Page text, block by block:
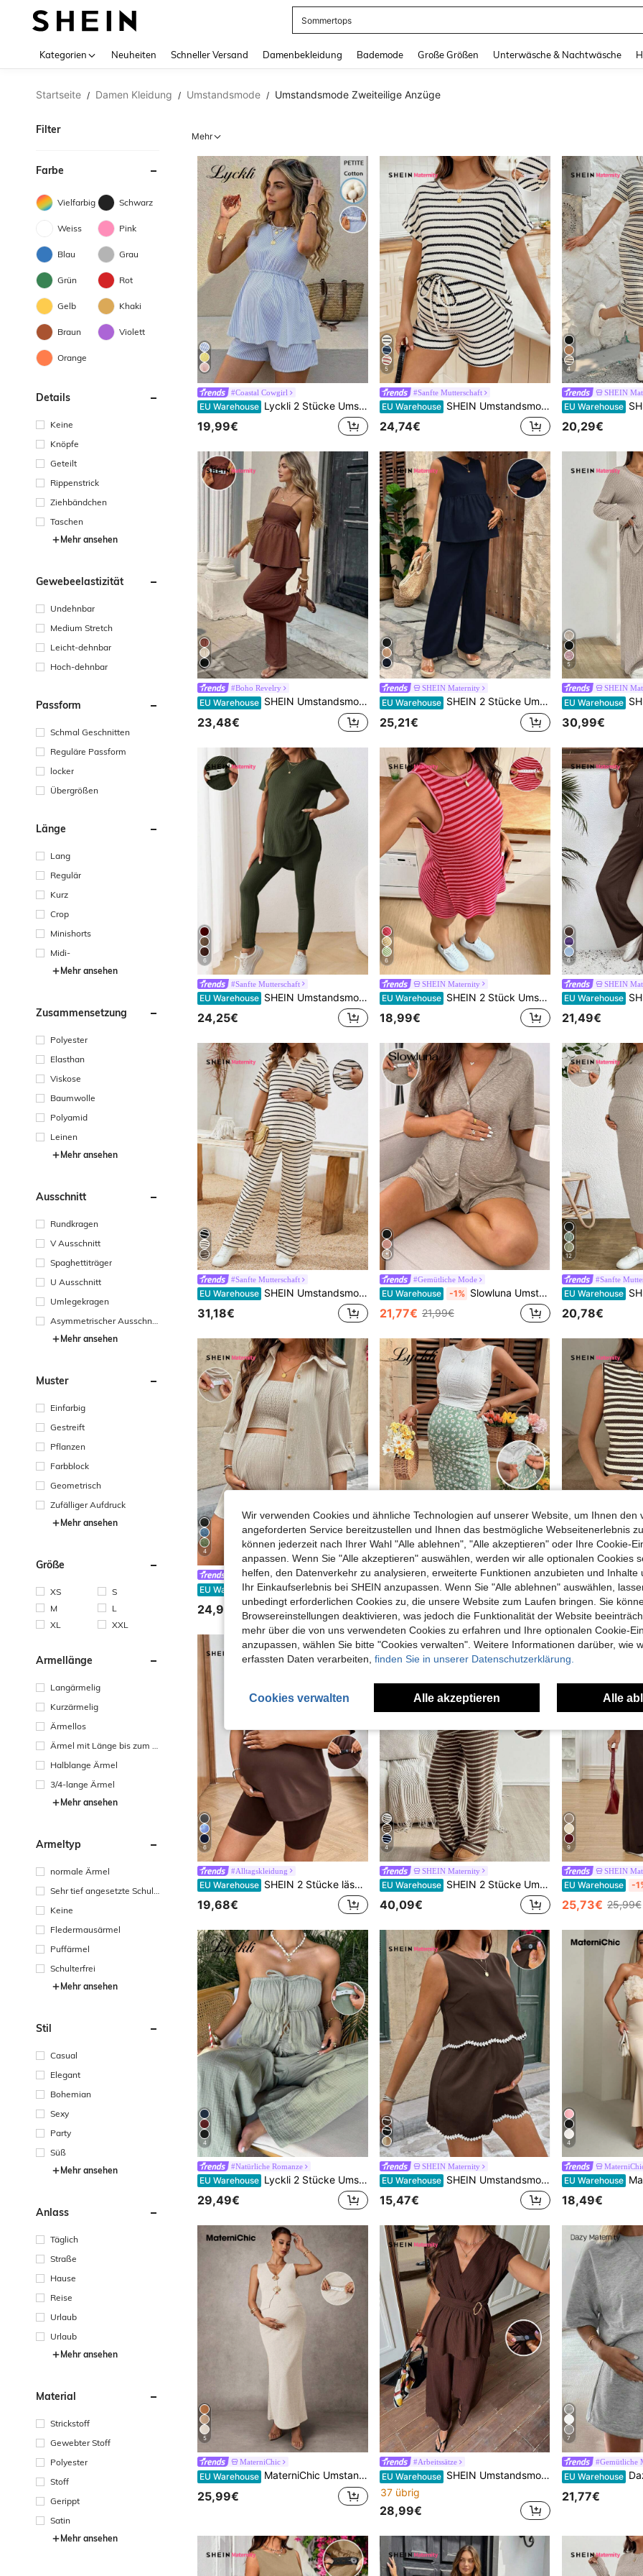
Sommertops
Kategorien Neuheiten Schneller Versand Damenbekleidung Bademode Große Größen Unterwäsche & Nachtwäsche
Startseite / Damen Kleidung / Umstandsmode / Umstandsmode Zweiteilige Anzüge
Filter
Farbe
Vielfarbig Schwarz
Weiss Pink
Blau Grau
Grün Rot
Gelb Khaki
Braun Violett
Orange
Details
Keine
Knöpfe
Geteilt
Rippenstrick
Ziehbändchen
Taschen
Mehr ansehen
Gewebeelastizität
Undehnbar
Medium Stretch
Leicht-dehnbar
Hoch-dehnbar
Passform
Schmal Geschnitten
Reguläre Passform
locker
Übergrößen
Länge
Lang
Regulär
Kurz
Crop
Minishorts
Midi-
Mehr ansehen
Zusammensetzung
Polyester
Elasthan
Viskose
Baumwolle
Polyamid
Leinen
Mehr ansehen
Ausschnitt
Rundkragen
V Ausschnitt
Spaghettiträger
U Ausschnitt
Umlegekragen
Asymmetrischer Ausschnit
Mehr ansehen
Muster
Einfarbig
Gestreift
Pflanzen
Farbblock
Geometrisch
Zufälliger Aufdruck
Mehr ansehen
Größe
XS
S
M
L
XL
XXL
Ärmellänge
Langärmelig
Kurzärmelig
Ärmellos
Ärmel mit Länge bis zum H
Halblange Ärmel
3/4-lange Ärmel
Mehr ansehen
Ärmeltyp
normale Ärmel
Sehr tief angesetzte Schult
Keine
Fledermausärmel
Puffärmel
Schulterfrei
Mehr ansehen
Stil
Casual
Elegant
Bohemian
Sexy
Party
Süß
Mehr ansehen
Anlass
Täglich
Straße
Hause
Reise
Urlaub
Urlaub
Mehr ansehen
Material
Strickstoff
Gewebter Stoff
Polyester
Stoff
Gerippt
Satin
Mehr ansehen
Mehr
#Coastal Cowgirl
EU Warehouse Lyckli 2 Stücke Umstandsmode gestreiftes gerafftes Camisole Top und Shorts mit verstellbarer Taille, Lässig Alltags Outfit
19,99€
5
#Sanfte Mutterschaft
EU Warehouse SHEIN Umstandsmode Zweiteiler Schwarz und Weiß Umstandsmode Zweiteiler Gestreift Oversized T-Shirt für Damen
24,74€
4
SHEIN
EU Warehouse SHEIN 2
20,29€
#Boho Revelry
EU Warehouse SHEIN Umstandsmode Urlaubs Einfarbig Rüschen Saum Trägerhemd und Hose Lässiges 2 Stücke Set
23,48€
SHEIN Maternity
EU Warehouse SHEIN 2 Stücke Umstandsmode Set - einfarbiges Oberteil mit Rundhalsausschnitt, Rüschensaum und ärmellos sowie einstellbare Taille Hose, Lässig
25,21€
5
SHEIN
EU Warehouse SHEIN 2 Stücke
30,99€
6
#Sanfte Mutterschaft
EU Warehouse SHEIN Umstandsmode Lässig Rundhals Kurzarm Seitenschlitz T-Shirt & Elastischer Bund Loose Hose 2-teiliges Set Lässig Zweiteiler
24,25€
6
SHEIN Maternity
EU Warehouse SHEIN 2 Stück Umstandsmode gestreiftes Rundhals-Trägershirt mit Schlitz-Saum und einstellbare Taille Shorts Set
18,99€
6
SHEIN
EU Warehouse SHEIN
21,49€
#Sanfte Mutterschaft
EU Warehouse SHEIN Umstandsmode Zweiteiler
31,18€
#Gemütliche Mode
EU Warehouse -1% Slowluna Umstandsset Einfarbig mit asymmetrischem Kragen, Kurzarm-Top und Shorts mit verstellbarer Taille, lässiges 2 Stücke Set, Loungewear, Schlafanzug, Pyjama-Set, Nachtkleid
21,77€ 21,99€
12
#Sanfte
EU Warehouse SHEIN
20,78€
4
SHEIN Maternity
EU Warehouse SHEIN Umstandsmode einfarbiges Hemd mit aufgerollten Ärmeln und Knopfleiste, Trägerhemd und verstellbare Taille Shorts Lässig anzug
24,99€
#Chilliges Date Night
EU Warehouse Lyckli 2-teiliges Umstandsset: einfarbiges Stickereien-Trägershirt und verstellbarer Taille Gänseblümchen-Muster Midi-Rock
17,49€
SHEIN
EU Warehouse SHEIN 2 Stücke
15,49€
6
#Alltagskleidung
EU Warehouse SHEIN 2 Stücke lässiges Outfit in Braun, perfekt für schwangere Frauen. Das Oberteil ist locker geschnitten mit einem "Mama"-Muster und die Hose ist eine schmale Radlerhose mit verstellbarem Gummizug für Komfort und um ein Einschnüren des Bauchs zu verhindern. 2 Stücke Umstandsoutfit mit Buchstaben-Muster, kurzärmeliges T-Shirt und Shorts, Sommer-Umstandsoutfit in Braun, 2 Stücke Set für Frauen, Kurzarm-Oberteil und Shorts in Oversized, 2 Stücke Set in Oversized, Umstandsoutfit, 2 Stücke Outfit für Schwangere in Braun, 2 Stücke Outfit für Schwangere mit "Mama"-Muster T-Shirt, Oversized-T-Shirt für Frauen, lässiges Outfit für Frauen, 2 Stücke Trainingsanzug für Frauen, Outfit zum Homeoffice für Frauen, 2 Stücke Set mit T-Shirt und Shorts für Frauen
19,68€
4
SHEIN Maternity
EU Warehouse SHEIN 2 Stücke Umstandsmode gestreifter Langarm-Top und Hose Lässig Set
40,09€
9
SHEIN
EU Warehouse -
25,73€ 25,99€
4
#Natürliche Romanze
EU Warehouse Lyckli 2 Stücke Umstandsmode einfarbiges geknotetes Bandeau-Top und Hose Lässig Set
29,49€
SHEIN Maternity
EU Warehouse SHEIN Umstandsmode Kontrast Besatz Besticktes Rundhals Trägershirt und Shorts Lässiges 2-teiliges Set
15,47€
4
EU Warehouse MaterniChic
18,49€
5
MaterniChic
EU Warehouse MaterniChic Umstandsmode Metallschalen Dekor Trägertop und figurbetonte Röcke mit verstellbarem Bund 2-teiliges Set
25,99€
#Arbeitssätze
EU Warehouse SHEIN Umstandsmode einfaches Einfarbig V-Ausschnitt Kurzarm Top und Hose 2-teiliges Set
37 übrig
28,99€
7
#Gemütliche
EU Warehouse Dazy Maternity
21,77€
Wir verwenden Cookies und ähnliche Technologien auf unserer Website, um Ihnen den
angeforderten Service bereitzustellen und Ihnen das bestmögliche Webseitenerlebnis
können jederzeit nach Ihrer Wahl "Alle ablehnen", "Alle akzeptieren" oder Ihre Cookie-
anpassen. Wenn Sie "Alle akzeptieren" auswählen, werden wir alle optionalen Cookies
helfen, den Datenverkehr zu analysieren, erweiterte Funktionen anzubieten und Inhalte
Ihr Einkaufserlebnis bei SHEIN anzupassen. Wenn Sie "Alle ablehnen" auswählen,
unbedingt erforderlichen Cookies zu, die unsere Website zum Laufen bringen. Sie
Browsereinstellungen deaktivieren, was jedoch die Funktionalität der Website
mehr über die von uns verwendeten Cookies zu erfahren und Ihre optionalen Cookie-
anzupassen, wählen Sie bitte "Cookies verwalten". Weitere Informationen darüber, wie
erfassten Daten verarbeiten, finden Sie in unserer Datenschutzerklärung.
Cookies verwalten Alle akzeptieren Alle